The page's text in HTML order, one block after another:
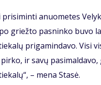
anuo­me­tes
griež­to pas­nin­ko bu­vo
pri­ga­min­da­vo.
ir sa­vų
– me­na Sta­sė.